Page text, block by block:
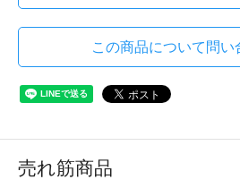
この商品について問い
売れ筋商品